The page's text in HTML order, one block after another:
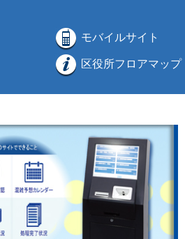
モバイルサイト
区役所フロアマップ